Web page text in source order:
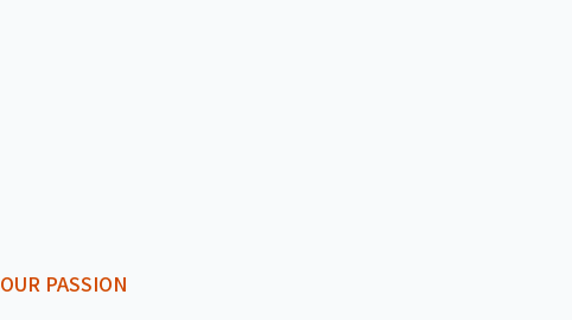
OUR PASSION